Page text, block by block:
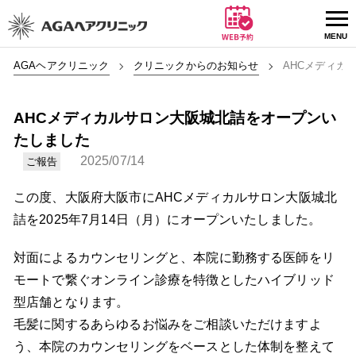
AGAヘアクリニック クリニックからのお知らせ AHCメディカ
AHCメディカルサロン大阪城北詰をオープンい
たしました
ご報告 2025/07/14
この度、大阪府大阪市にAHCメディカルサロン大阪城北
詰を2025年7月14日（月）にオープンいたしました。
対面によるカウンセリングと、本院に勤務する医師をリ
モートで繋ぐオンライン診療を特徴としたハイブリッド
型店舗となります。
毛髪に関するあらゆるお悩みをご相談いただけますよ
う、本院のカウンセリングをベースとした体制を整えて